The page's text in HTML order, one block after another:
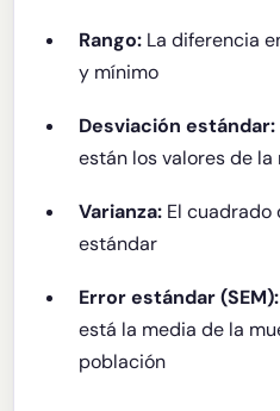
Rango: La diferencia
y mínimo
Desviación estándar:
están los valores de la
Varianza: El cuadrado
estándar
Error estándar (SEM):
está la media de la
población